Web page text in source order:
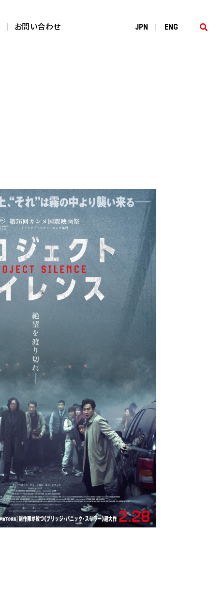
JPN | ENG
お問い合わせ